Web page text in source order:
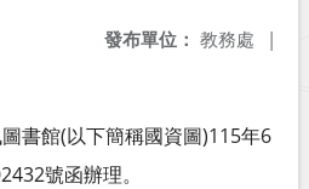
發布單位： 教務處 |
書館(以下簡稱國資圖)115年6
號函辦理。